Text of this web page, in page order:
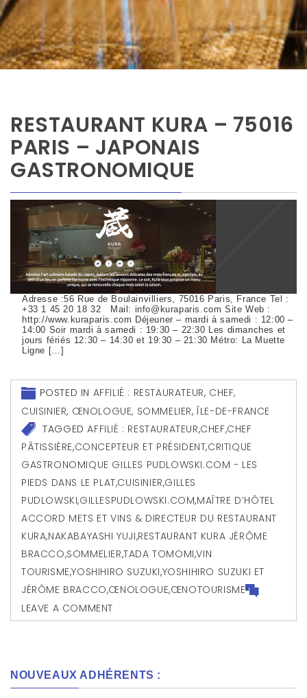
RESTAURANT KURA – 75016
PARIS – JAPONAIS
GASTRONOMIQUE
Adresse :56 Rue de Boulainvilliers, 75016 Paris, France Tel :
+33 1 45 20 18 32 Mail: info@kuraparis.com Site Web :
http://www.kuraparis.com Déjeuner – mardi à samedi : 12:00 –
14:00 Soir mardi à samedi : 19:30 – 22:30 Les dimanches et
jours fériés 12:30 – 14:30 et 19:30 – 21:30 Métro: La Muette
Ligne […]
POSTED IN AFFILIÉ : RESTAURATEUR, CHEF,
CUISINIER, ŒNOLOGUE, SOMMELIER,ÎLE-DE-FRANCE
TAGGEDAFFILIÉ : RESTAURATEUR,CHEF,CHEF
PÂTISSIÈRE,CONCEPTEUR ET PRÉSIDENT,CRITIQUE
GASTRONOMIQUE GILLES PUDLOWSKI.COM - LES
PIEDS DANS LE PLAT,CUISINIER,GILLES
PUDLOWSKI,GILLESPUDLOWSKI.COM,MAÎTRE D’HÔTEL
ACCORD METS ET VINS & DIRECTEUR DU RESTAURANT
KURA,NAKABAYASHI YUJI,RESTAURANT KURA JÉRÔME
BRACCO,SOMMELIER,TADA TOMOMI,VIN
TOURISME,YOSHIHIRO SUZUKI,YOSHIHIRO SUZUKI ET
JÉRÔME BRACCO,ŒNOLOGUE,ŒNOTOURISME
LEAVE A COMMENT
NOUVEAUX ADHÉRENTS :